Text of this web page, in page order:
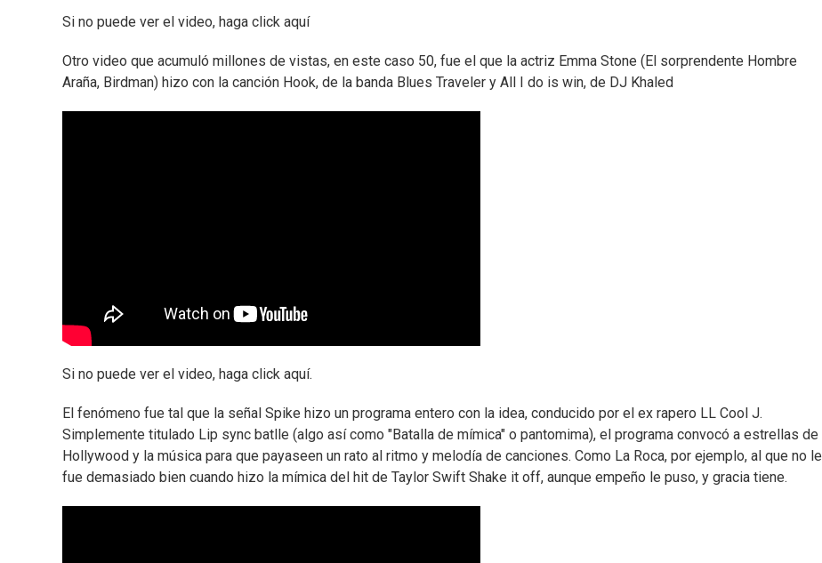
Si no puede ver el video, haga click aquí
Otro video que acumuló millones de vistas, en este caso 50, fue el que la actriz Emma Stone (El sorprendente Hombre
Araña, Birdman) hizo con la canción Hook, de la banda Blues Traveler y All I do is win, de DJ Khaled
Si no puede ver el video, haga click aquí.
El fenómeno fue tal que la señal Spike hizo un programa entero con la idea, conducido por el ex rapero LL Cool J.
Simplemente titulado Lip sync batlle (algo así como "Batalla de mímica" o pantomima), el programa convocó a estrellas de
Hollywood y la música para que payaseen un rato al ritmo y melodía de canciones. Como La Roca, por ejemplo, al que no le
fue demasiado bien cuando hizo la mímica del hit de Taylor Swift Shake it off, aunque empeño le puso, y gracia tiene.